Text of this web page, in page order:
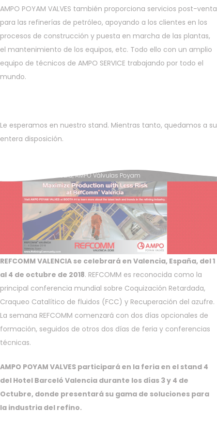
AMPO POYAM VALVES también proporciona servicios post-venta
para las refinerías de petróleo, apoyando a los clientes en los
procesos de construcción y puesta en marcha de las plantas,
el mantenimiento de los equipos, etc. Todo ello con un amplio
equipo de técnicos de AMPO SERVICE trabajando por todo el
mundo.
Le esperamos en nuestro stand. Mientras tanto, quedamos a su
entera disposición.
News & Media,AMPO Válvulas Poyam
REFCOMM VALENCIA se celebrará en Valencia, España, del 1
al 4 de octubre de 2018. REFCOMM es reconocida como la
principal conferencia mundial sobre Coquización Retardada,
Craqueo Catalítico de fluidos (FCC) y Recuperación del azufre.
La semana REFCOMM comenzará con dos días opcionales de
formación, seguidos de otros dos días de feria y conferencias
técnicas.
AMPO POYAM VALVES participará en la feria en el stand 4
del Hotel Barceló Valencia durante los días 3 y 4 de
Octubre, donde presentará su gama de soluciones para
la industria del refino.